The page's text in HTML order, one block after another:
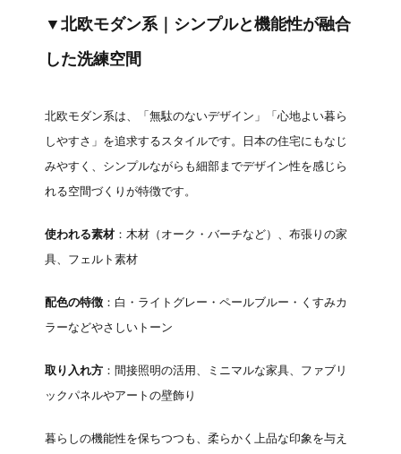
▼北欧モダン系｜シンプルと機能性が融合
した洗練空間
北欧モダン系は、「無駄のないデザイン」「心地よい暮ら
しやすさ」を追求するスタイルです。日本の住宅にもなじ
みやすく、シンプルながらも細部までデザイン性を感じら
れる空間づくりが特徴です。
使われる素材 ：木材（オーク・バーチなど）、布張りの家
具、フェルト素材
配色の特徴 ：白・ライトグレー・ペールブルー・くすみカ
ラーなどやさしいトーン
取り入れ方 ：間接照明の活用、ミニマルな家具、ファブリ
ックパネルやアートの壁飾り
暮らしの機能性を保ちつつも、柔らかく上品な印象を与え